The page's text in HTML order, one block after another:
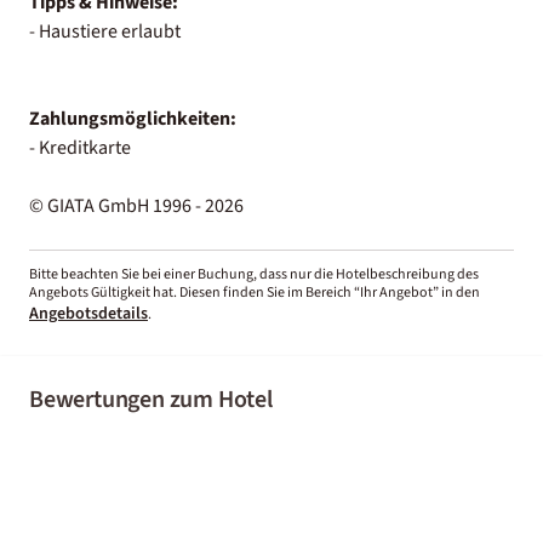
- Haustiere erlaubt
Zahlungsmöglichkeiten:
- Kreditkarte
© GIATA GmbH 1996 - 2026
Bitte beachten Sie bei einer Buchung, dass nur die Hotelbeschreibung des
Angebots Gültigkeit hat. Diesen finden Sie im Bereich “Ihr Angebot” in den
Angebotsdetails.
Bewertungen zum Hotel